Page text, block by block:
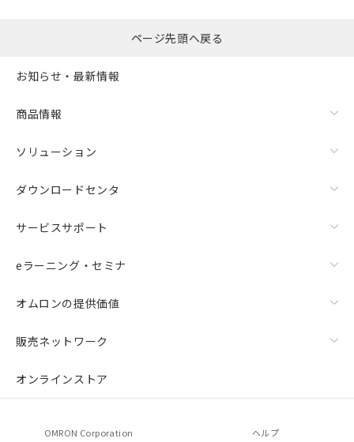
ページ先頭へ戻る
お知らせ・最新情報
商品情報
ソリューション
ダウンロードセンタ
サービスサポート
eラーニング・セミナ
オムロンの提供価値
販売ネットワーク
オンラインストア
OMRON Corporation ヘルプ